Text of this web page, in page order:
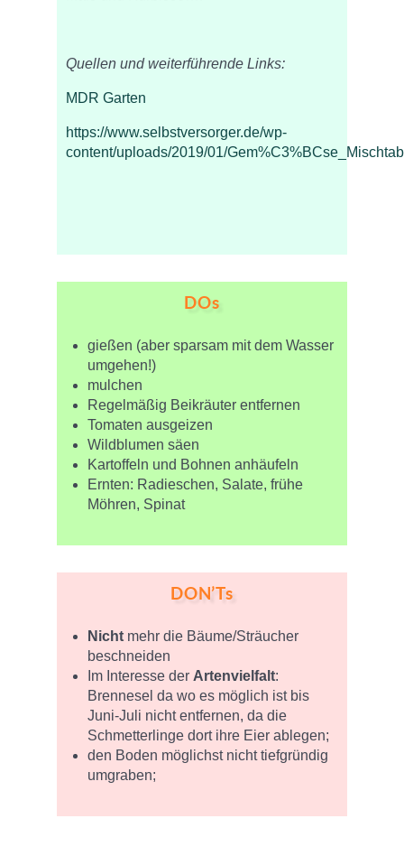
Quellen und weiterführende Links:
MDR Garten
https://www.selbstversorger.de/wp-
content/uploads/2019/01/
DOs
gießen (aber sparsam mit dem Wasser
umgehen!)
mulchen
Regelmäßig Beikräuter entfernen
Tomaten ausgeizen
Wildblumen säen
Kartoffeln und Bohnen anhäufeln
Ernten: Radieschen, Salate, frühe
Möhren, Spinat
DON’Ts
Nicht mehr die Bäume/Sträucher
beschneiden
Im Interesse der Artenvielfalt:
Brennesel da wo es möglich ist bis
Juni-Juli nicht entfernen, da die
Schmetterlinge dort ihre Eier ablegen;
den Boden möglichst nicht tiefgründig
umgraben;